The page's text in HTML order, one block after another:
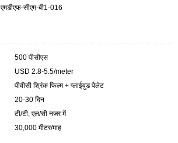
एमडीएफ-सीएम-बी1-016
500 पीसीएस
USD 2.8-5.5/meter
पीवीसी श्रिंक फिल्म + प्लाईवुड पैलेट
20-30 दिन
टी/टी, एल/सी नजर में
30,000 मीटर/माह